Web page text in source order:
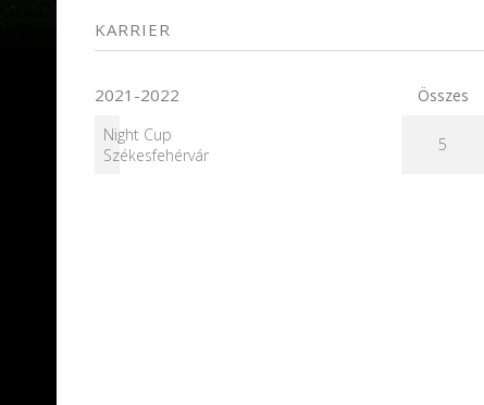
KARRIER
2021-2022 Összes
Night Cup
Székesfehérvár
5